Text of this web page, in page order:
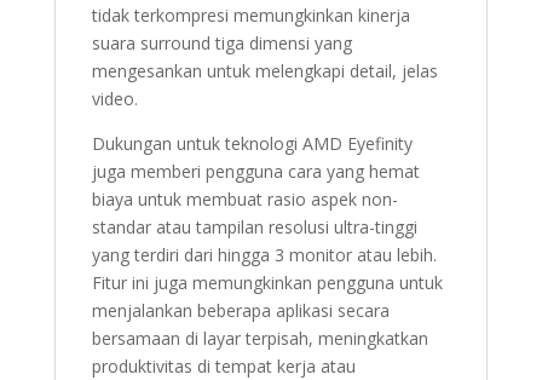
tidak terkompresi memungkinkan kinerja
suara surround tiga dimensi yang
mengesankan untuk melengkapi detail, jelas
video.
Dukungan untuk teknologi AMD Eyefinity
juga memberi pengguna cara yang hemat
biaya untuk membuat rasio aspek non-
standar atau tampilan resolusi ultra-tinggi
yang terdiri dari hingga 3 monitor atau lebih.
Fitur ini juga memungkinkan pengguna untuk
menjalankan beberapa aplikasi secara
bersamaan di layar terpisah, meningkatkan
produktivitas di tempat kerja atau